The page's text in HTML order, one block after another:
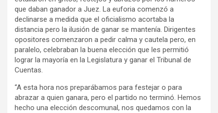
que daban ganador a Juez. La euforia comenzó a
declinarse a medida que el oficialismo acortaba la
distancia pero la ilusión de ganar se mantenía. Dirigentes
opositores comenzaron a pedir calma y cautela pero, en
paralelo, celebraban la buena elección que les permitió
lograr la mayoría en la Legislatura y ganar el Tribunal de
Cuentas.
“A esta hora nos preparábamos para festejar o para
abrazar a quien ganara, pero el partido no terminó. Hemos
hecho una elección descomunal, nos quedamos con la